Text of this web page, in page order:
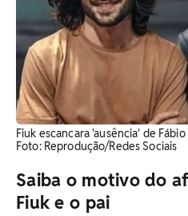
Fiuk escancara 'ausência' de
Foto: Reprodução/Redes Sociais
Saiba o motivo do
Fiuk e o pai